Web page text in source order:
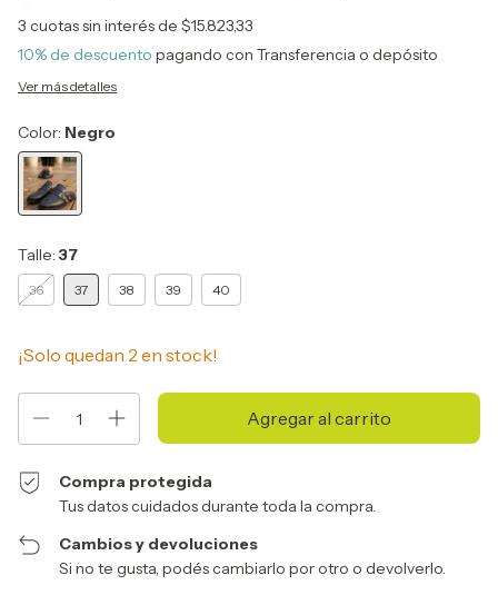
3 cuotas sin interés de $15.823,33
10% de descuento pagando con Transferencia o depósito
Ver más detalles
Color: Negro
Talle: 37
36 37 38 39 40
¡Solo quedan 2 en stock!
Compra protegida
Tus datos cuidados durante toda la compra.
Cambios y devoluciones
Si no te gusta, podés cambiarlo por otro o devolverlo.